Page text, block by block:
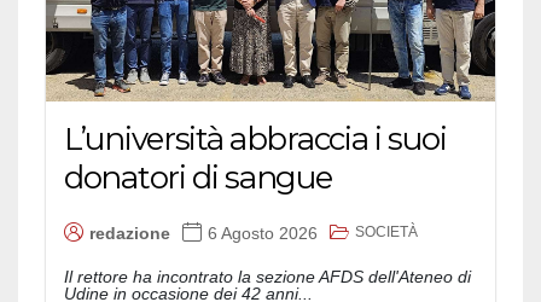
L’università abbraccia i suoi
donatori di sangue
redazione 6 Agosto 2026 SOCIETÀ
Il rettore ha incontrato la sezione AFDS dell'Ateneo di
Udine in occasione dei 42 anni...